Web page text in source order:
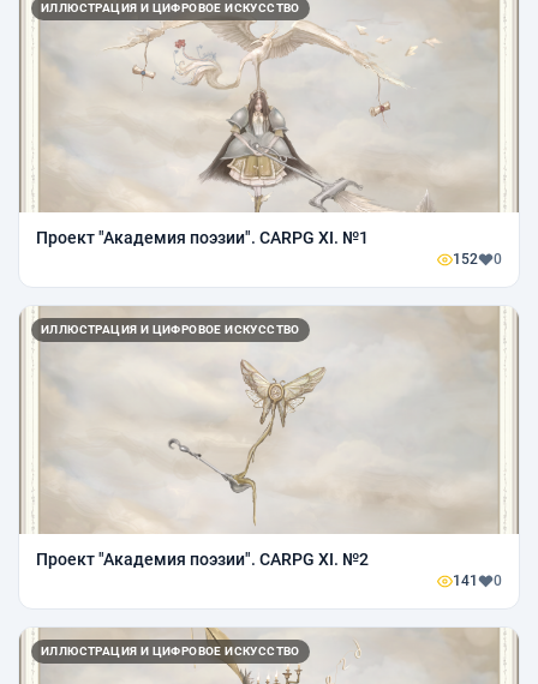
ИЛЛЮСТРАЦИЯ И ЦИФРОВОЕ ИСКУССТВО
Проект "Академия поэзии". CARPG XI. №1
152 0
ИЛЛЮСТРАЦИЯ И ЦИФРОВОЕ ИСКУССТВО
Проект "Академия поэзии". CARPG XI. №2
141 0
ИЛЛЮСТРАЦИЯ И ЦИФРОВОЕ ИСКУССТВО